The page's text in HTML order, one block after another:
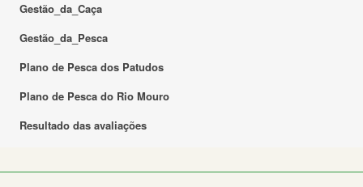
Gestão_da_Caça
Gestão_da_Pesca
Plano de Pesca dos Patudos
Plano de Pesca do Rio Mouro
Resultado das avaliações